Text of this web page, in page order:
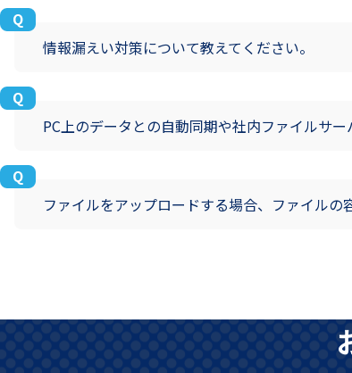
情報漏えい対策について教えてください。
PC上のデータとの自動同期や社内ファイルサー
ファイルをアップロードする場合、ファイル